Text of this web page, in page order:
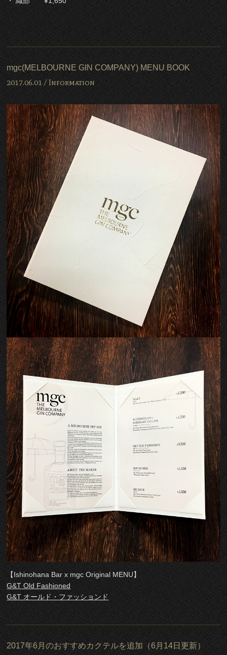
mgc(MELBOURNE GIN COMPANY) MENU BOOK
2017.06.01 /Information
【Ishinohana Bar x mgc Original MENU】
G&T Old Fashioned
G&T オールド・ファッションド
2017年6月のおすすめカクテルを追加（6月14日更新）